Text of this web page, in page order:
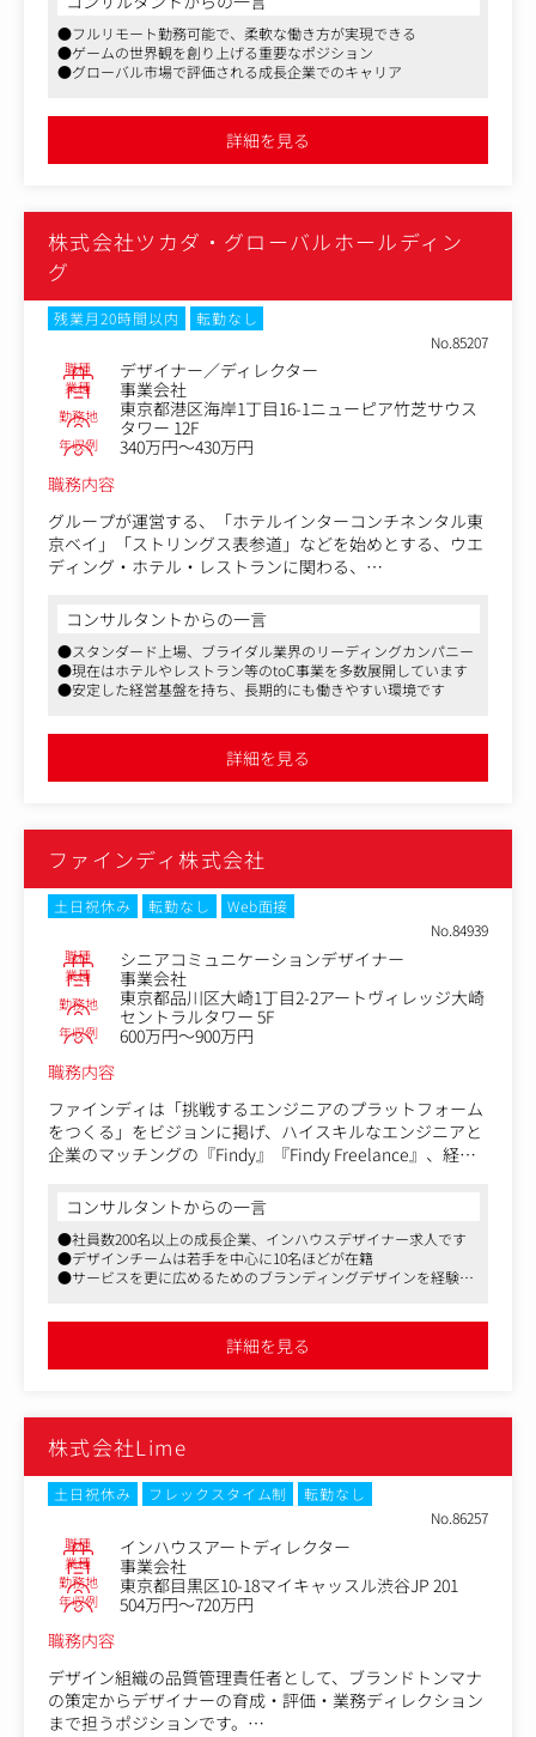
・デザインチームメンバーマネジメント業務
開発チームは、各々が専門性を持ち、裁量を持って動く落
ち着いた環境です。お互いをリスペクトしながら、ゲーム
のクオリティ追求に集中して取り組んでいます。
コンセプト」の立案から、Unityを用いたゲーム内への実
装までを包括的にお任せします。また、Steamストア用の
新規事業の立ち上げフェーズにおいて、初期構想から実機
での表現まで一貫して携わることができるポジションで
す。落ち着いたプロフェッショナルな環境で、ご自身のス
キルを存分に発揮して制作に向き合いたい方をお待ちして
おります。
【具体的な業務内容】
企画段階から参画し、以下の業務を横断的に担当していた
だきます。
1、世界観・コンセプト設計：ゲームの核となるビジュア
ルコンセプトの立案、トーン＆マナーの策定、コンセプト
アートの制作
2、Unityを用いた実機実装：
・2D/UI実装：UIデザインからUnity上でのレイアウト構
築・実装
定・調整
・演出・絵作り：アニメーション、パーティクル（VFX）
を用いたリッチな視覚表現の構築
3、Steamストア・マーケティング素材制作：Capsule画像
（メインビジュアル）、ヘッダー、PV素材、SNS用クリエ
理、世界観の統一、外部パートナーへの指示出し・折衝
●フルリモート勤務可能で、柔軟な働き方が実現できる
●ゲームの世界観を創り上げる重要なポジション
●グローバル市場で評価される成長企業でのキャリア
詳細を見る
株式会社ツカダ・グローバルホールディン
グ
残業月20時間以内
転勤なし
No.85207
職種 デザイナー／ディレクター
業種 事業会社
勤務地
東京都港区海岸1丁目16-1ニューピア竹芝サウス
タワー 12F
年収例
340万円～430万円
職務内容
グループが運営する、「ホテルインターコンチネンタル東
京ベイ」「ストリングス表参道」などを始めとする、ウエ
ディング・ホテル・レストランに関わる、
ィレクター兼グラフィックデザイナー」としてご担当いた
だくポジションです。
〈デザイン領域について〉
●カタログ
●SNS広告 など
グラフィックを中心に幅広いデザイン、ディレクションに
グループ全体のクリエイティブに携わることのできるポジ
ションです。
コンサルタントからの一言
●スタンダード上場、ブライダル業界のリーディングカンパニー
●現在はホテルやレストラン等のtoC事業を多数展開しています
●安定した経営基盤を持ち、長期的にも働きやすい環境です
詳細を見る
ファインディ株式会社
土日祝休み 転勤なし
Web面接
No.84939
職種 シニアコミュニケーションデザイナー
業種 事業会社
勤務地
東京都品川区大崎1丁目2-2アートヴィレッジ大崎
セントラルタワー 5F
年収例
600万円～900万円
職務内容
ファインディは「挑戦するエンジニアのプラットフォーム
をつくる」をビジョンに掲げ、ハイスキルなエンジニアと
企業のマッチングの『Findy』『Findy Freelance』、経営
そして新規事業の『Findy Conference』やグローバル展開
など、複数のプロダクトを急速に拡大させてきました。
現在のファインディでは、複数のプロダクトを整理するだ
けでなく、「ファインディ」というブランドを手触り感の
ユーザー数・利用企業数が伸び続ける中、今後より多くの
考えています。
単にスピードを追うだけでなく、AIと協業しながら、制作
複数サービスを横断したブランド体験の統合と、各事業の
成長を両立させること、
コーポレート全体のブランド価値を引き上げ、ファインデ
ィの全接点で届けること、
本ポジションで、上流から方針を決め、周囲を巻き込みな
がら「ブランド体験として一本の線にする」ことに挑戦し
たい方を募集します。
■業務内容
コンサルタントからの一言
●社員数200名以上の成長企業、インハウスデザイナー求人です
●デザインチームは若手を中心に10名ほどが在籍
●サービスを更に広めるためのブランディングデザインを経験で
詳細を見る
株式会社Lime
土日祝休み フレックスタイム制
転勤なし
No.86257
職種 インハウスアートディレクター
業種 事業会社
勤務地 東京都目黒区10-18マイキャッスル渋谷JP 201
年収例
504万円～720万円
職務内容
デザイン組織の品質管理責任者として、ブランドトンマナ
の策定からデザイナーの育成・評価・業務ディレクション
まで担うポジションです。